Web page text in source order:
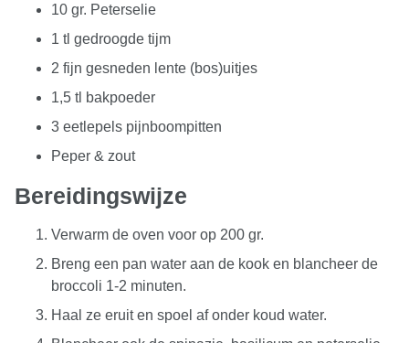
10 gr. Peterselie
1 tl gedroogde tijm
2 fijn gesneden lente (bos)uitjes
1,5 tl bakpoeder
3 eetlepels pijnboompitten
Peper & zout
Bereidingswijze
Verwarm de oven voor op 200 gr.
Breng een pan water aan de kook en blancheer de
broccoli 1-2 minuten.
Haal ze eruit en spoel af onder koud water.